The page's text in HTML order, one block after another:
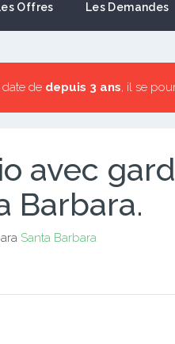
Offres Les Demandes
de depuis 3 ans, il se
avec
Barbara.
Santa Barbara